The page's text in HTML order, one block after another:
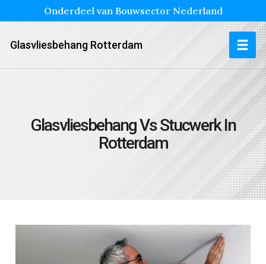
Onderdeel van Bouwsector Nederland
Glasvliesbehang Rotterdam
Glasvliesbehang Vs Stucwerk In
Rotterdam